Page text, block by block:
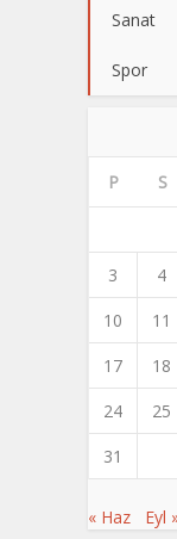
Sanat
Spor
P S
3
4
10
11
17
18
24
25
31
« Haz Eyl